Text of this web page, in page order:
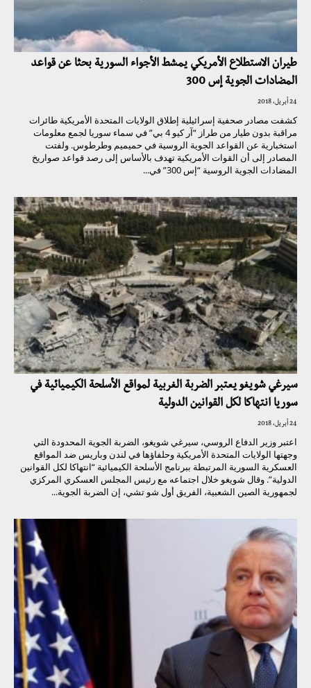
طيران الاستطلاع الأمريكي يمشط الأجواء السورية بحثا عن قواعد
المضادات الجوية إس 300
24 أبريل، 2018
كشفت مصادر صحفية إسرائيلية إطلاق الولايات المتحدة الأمريكية طائرات
مراقبة بدون طيار من طراز “آر كيو 4 بي” في سماء سوريا لجمع معلومات
استخبارية عن القواعد الجوية الروسية في حميميم وطرطوس. ولفتت
المصادر إلى أن القوات الأمريكية تهدف بالأساس إلى رصد قواعد صواريخ
المضادات الجوية الروسية “إس 300” في...
سيرغي شويغو يعتبر الضربة الغربية لمواقع الأسلحة الكيميائية في
سوريا انتهاكا لكل القوانين الدولية
24 أبريل، 2018
اعتبر وزير الدفاع الروسي، سيرغي شويغو، الضربة الجوية المحدودة التي
وجهتها الولايات المتحدة الأمريكية وحلفاؤها في لندن وباريس ضد المواقع
العسكرية السورية المرتبطة ببرنامج الأسلحة الكيميائية “انتهاكا لكل القوانين
الدولية”. وقال شويغو خلال اجتماعه مع رئيس المجلس العسكري المركزي
لجمهورية الصين الشعبية، الفريق أول شو تشي، إن الضربة الجوية...